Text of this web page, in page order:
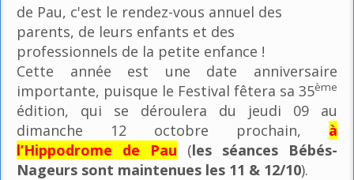
de Pau, c'est le rendez-vous annuel des
parents, de leurs enfants et des
professionnels de la petite enfance !
Cette année est une date anniversaire
importante, puisque le Festival fêtera sa 35ème
édition, qui se déroulera du jeudi 09 au
dimanche 12 octobre prochain, à
l’Hippodrome de Pau (les séances Bébés-
Nageurs sont maintenues les 11 & 12/10).